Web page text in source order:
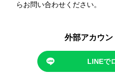
らお問い合わせください。
外部アカウ
LINEで